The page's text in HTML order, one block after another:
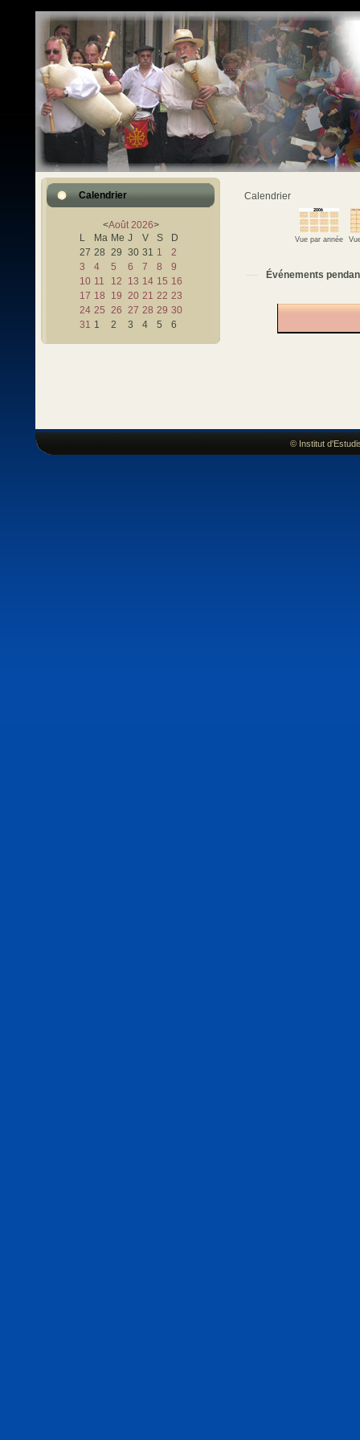
Calendrier
<Août 2026>
L
Ma Me J V S
D
27 28 29 30 31 1
2
3
4 5 6 7 8
9
10 11 12 13 14 15 16
17 18 19 20 21 22 23
24 25 26 27 28 29 30
31 1 2 3 4 5 6
Calendrier
Vue par année
Événements
© Institut